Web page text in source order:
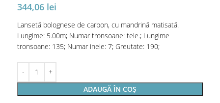
344,06 lei
Lansetă bolognese de carbon, cu mandrină matisată.
Lungime: 5.00m; Numar tronsoane: tele.; Lungime
tronsoane: 135; Numar inele: 7; Greutate: 190;
ADAUGĂ ÎN COȘ